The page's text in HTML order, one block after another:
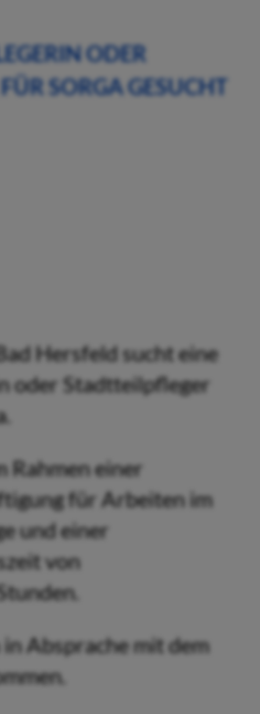
ODER
SORGA GESUCHT
Hersfeld sucht eine
oder Stadtteilpfleger
Rahmen einer
für Arbeiten im
und einer
von
Absprache mit dem